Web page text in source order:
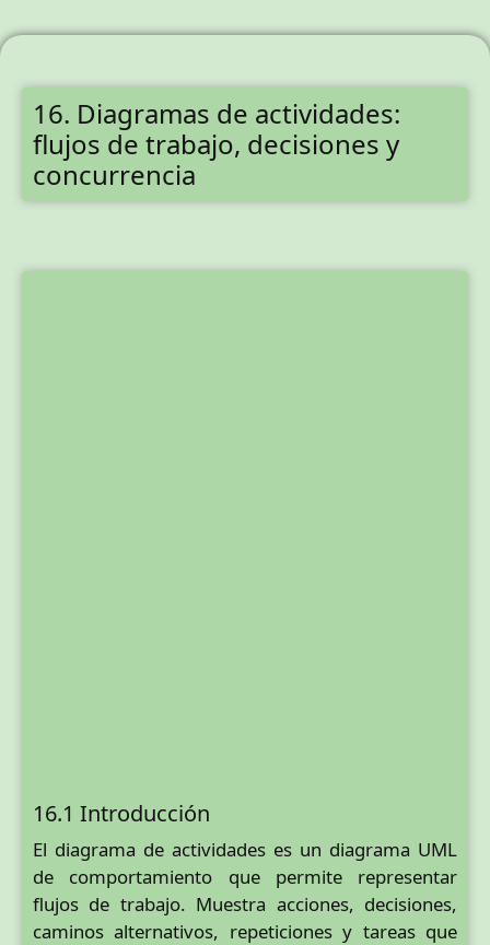
16. Diagramas de actividades:
flujos de trabajo, decisiones y
concurrencia
16.1 Introducción
El diagrama de actividades es un diagrama UML
de comportamiento que permite representar
flujos de trabajo. Muestra acciones, decisiones,
caminos alternativos, repeticiones y tareas que